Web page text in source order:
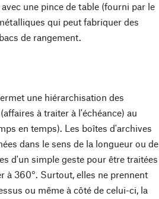
une pince de table (fourni par le
qui peut fabriquer des
de rangement.
une hiérarchisation des
à traiter à l'échéance) au
en temps). Les boîtes d'archives
dans le sens de la longueur ou de
d'un simple geste pour être traitées
à 360°. Surtout, elles ne prennent
ou même à côté de celui-ci, la